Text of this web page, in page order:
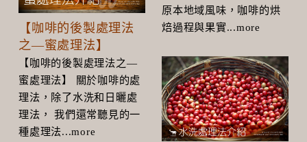
【咖啡的後製處理法
之—蜜處理法】
【咖啡的後製處理法之—
蜜處理法】 關於咖啡的處
理法，除了水洗和日曬處
理法， 我們還常聽見的一
種處理法...more
原本地域風味，咖啡的烘
焙過程與果實...more